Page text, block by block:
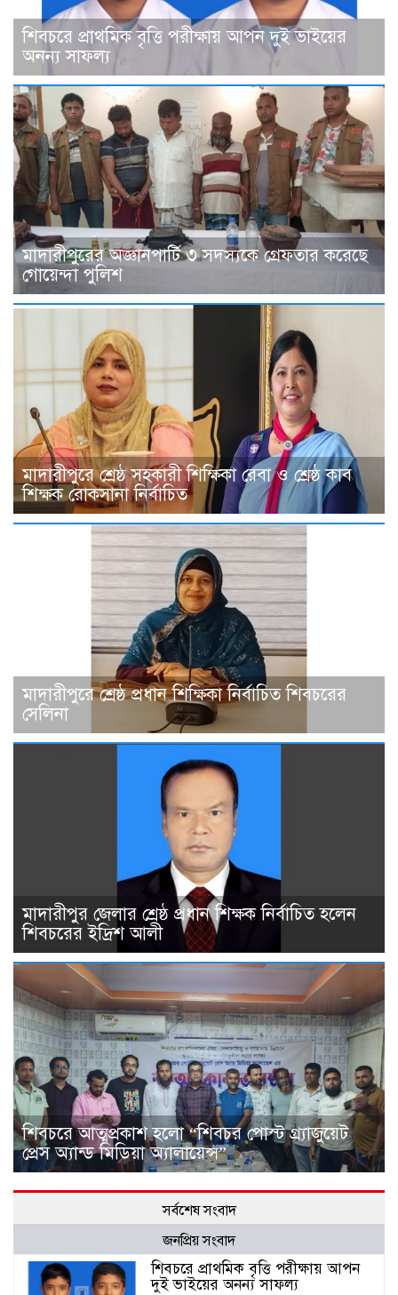
শিবচরে প্রাথমিক বৃত্তি পরীক্ষায় আপন দুই ভাইয়ের
অনন্য সাফল্য
মাদারীপুরের অজ্ঞানপার্টি ৩ সদস্যকে গ্রেফতার করেছে
গোয়েন্দা পুলিশ
মাদারীপুরে শ্রেষ্ঠ সহকারী শিক্ষিকা রেবা ও শ্রেষ্ঠ কাব
শিক্ষক রোকসানা নির্বাচিত
মাদারীপুরে শ্রেষ্ঠ প্রধান শিক্ষিকা নির্বাচিত শিবচরের
সেলিনা
মাদারীপুর জেলার শ্রেষ্ঠ প্রধান শিক্ষক নির্বাচিত হলেন
শিবচরের ইদ্রিশ আলী
শিবচরে আত্মপ্রকাশ হলো “শিবচর পোস্ট গ্র্যাজুয়েট
প্রেস অ্যান্ড মিডিয়া অ্যালায়েন্স”
সর্বশেষ সংবাদ
জনপ্রিয় সংবাদ
শিবচরে প্রাথমিক বৃত্তি পরীক্ষায় আপন
দুই ভাইয়ের অনন্য সাফল্য